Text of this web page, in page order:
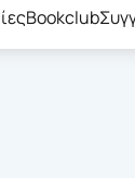
Bookclub